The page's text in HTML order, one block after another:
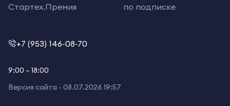
Стартех.Премия
по подписке
+7 (953) 146-08-70
9:00 – 18:00
Версия сайта - 08.07.2026 19:57